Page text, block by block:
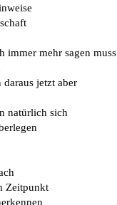
immer mehr sagen muss
jetzt aber
natürlich sich
Zeitpunkt